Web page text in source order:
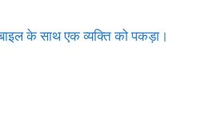
के साथ एक व्यक्ति को पकड़ा।